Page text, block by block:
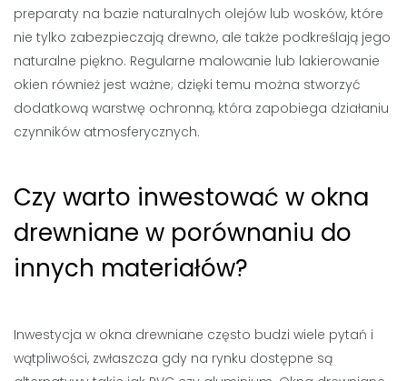
preparaty na bazie naturalnych olejów lub wosków, które
nie tylko zabezpieczają drewno, ale także podkreślają jego
naturalne piękno. Regularne malowanie lub lakierowanie
okien również jest ważne; dzięki temu można stworzyć
dodatkową warstwę ochronną, która zapobiega działaniu
czynników atmosferycznych.
Czy warto inwestować w okna
drewniane w porównaniu do
innych materiałów?
Inwestycja w okna drewniane często budzi wiele pytań i
wątpliwości, zwłaszcza gdy na rynku dostępne są